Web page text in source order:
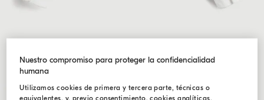
Nuestro compromiso para proteger la confidencialidad
humana
Utilizamos cookies de primera y tercera parte, técnicas o
equivalentes, y, previo consentimiento, cookies analíticas,